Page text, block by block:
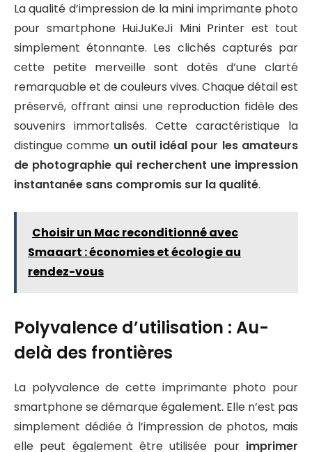
La qualité d’impression de la mini imprimante photo
pour smartphone HuiJuKeJi Mini Printer est tout
simplement étonnante. Les clichés capturés par
cette petite merveille sont dotés d’une clarté
remarquable et de couleurs vives. Chaque détail est
préservé, offrant ainsi une reproduction fidèle des
souvenirs immortalisés. Cette caractéristique la
distingue comme un outil idéal pour les amateurs
de photographie qui recherchent une impression
instantanée sans compromis sur la qualité.
Choisir un Mac reconditionné avec
Smaaart : économies et écologie au
rendez-vous
Polyvalence d’utilisation : Au-
delà des frontières
La polyvalence de cette imprimante photo pour
smartphone se démarque également. Elle n’est pas
simplement dédiée à l’impression de photos, mais
elle peut également être utilisée pourimprimer